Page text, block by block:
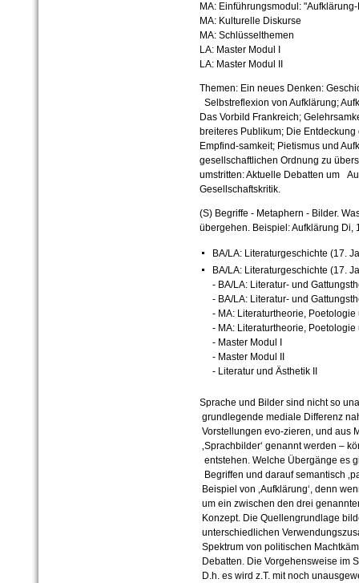
MA: Einführungsmodul:
MA: Kulturelle Diskurse
MA: Schlüsselthemen
LA: Master Modul I
LA: Master Modul II
Themen: Ein neues Denken:
Selbstreflexion von Aufklärung;
Das Vorbild Frankreich;
breiteres Publikum; Die
Empfind-samkeit; Pietismus und
gesellschaftlichen Ordnung zu
umstritten: Aktuelle Debatten um
Gesellschaftskritik.
(S) Begriffe - Metaphern - Bilder.
übergehen. Beispiel: Aufklärung Di,
BA/LA: Literaturgeschichte (17.
BA/LA: Literaturgeschichte (17.
- BA/LA: Literatur- und
- BA/LA: Literatur- und
- MA: Literaturtheorie, Poetologie
- MA: Literaturtheorie,
- Master Modul I
- Master Modul II
- Literatur und Ästhetik II
Sprache und Bilder sind nicht so
grundlegende mediale Differenz
Vorstellungen evo-zieren, und aus
‚Sprachbilder‘ genannt werden –
entstehen. Welche Übergänge es
Begriffen und darauf semantisch
Beispiel von ‚Aufklärung‘, denn
um ein zwischen den drei
Konzept. Die Quellengrundlage
unterschiedlichen
Spektrum von politischen
Debatten. Die Vorgehensweise im
D.h. es wird z.T. mit noch